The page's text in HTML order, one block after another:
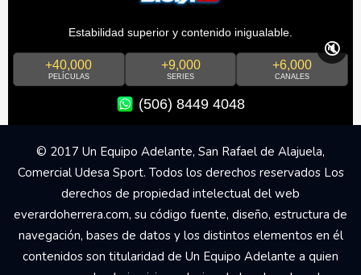
Estabilidad superior y contenido inigualable.
+40,000
PELÍCULAS
+9,000
SERIES
+6,000
CANALES
(506) 8449 4048
🔇
© 2017 Un Equipo Adelante, San Rafael de Alajuela,
Comercial Udesa Sport. Todos los derechos reservados Los
derechos de propiedad intelectual del web
everardoherrera.com, su código fuente, diseño, estructura de
navegación, bases de datos y los distintos elementos en él
contenidos son titularidad de Un Equipo Adelante a quien